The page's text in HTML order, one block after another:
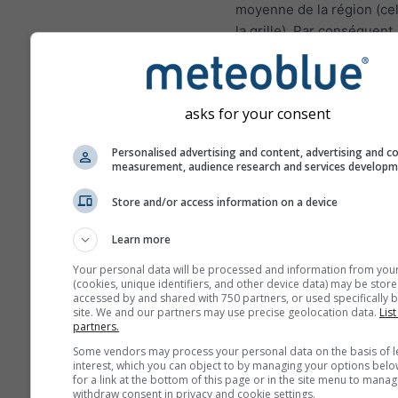
moyenne de la région
la grille). Par
températures pour les
montagnes ou les zones
peuvent être légèrement
différentes des
trouver l'altitude de la
Les diagrammes sur 15j
agrégations
moyenne, maximale et
Au delà de 6 mois, les
Nous offrons également
données numériques
asks for your consent
Personalised advertising and content, advertising and
measurement, audience research and services
Store and/or access information on a device
Learn more
Your personal data will be processed and information from
(cookies, unique identifiers, and other device data) may be
accessed by and shared with 750 partners, or used specifically
site. We and our partners may use precise geolocation data.
partners.
Some vendors may process your personal data on the basis of
interest, which you can object to by managing your options
for a link at the bottom of this page or in the site menu to
withdraw consent in privacy and cookie settings.